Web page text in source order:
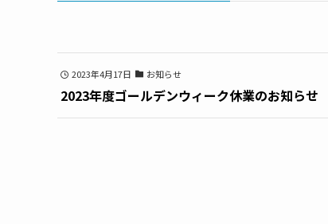
2023年4月17日 お知らせ
2023年度ゴールデンウィーク休業のお知らせ